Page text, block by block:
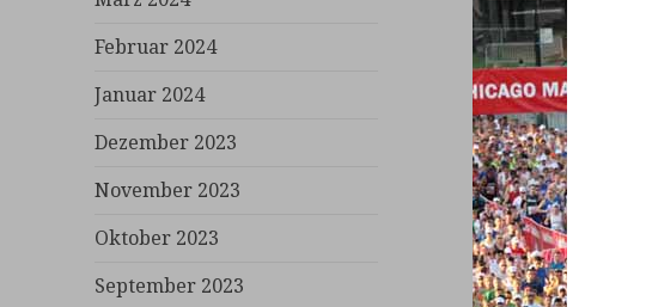
Februar 2024
Januar 2024
Dezember 2023
November 2023
Oktober 2023
September 2023